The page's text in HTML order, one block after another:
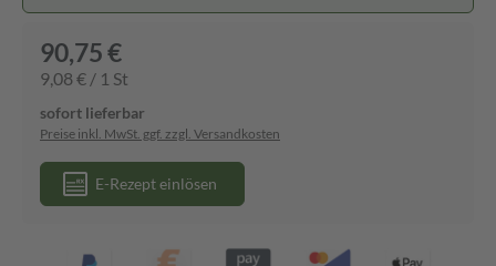
90,75 €
9,08 € / 1 St
sofort lieferbar
Preise inkl. MwSt. ggf. zzgl. Versandkosten
E-Rezept einlösen